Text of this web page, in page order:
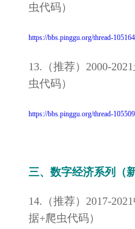
虫代码）
https://bbs.pinggu.org/thread-
13.（推荐）2000-
虫代码）
https://bbs.pinggu.org/thread-
三、数字经济系列（新
14.（推荐）2017-
据+爬虫代码）